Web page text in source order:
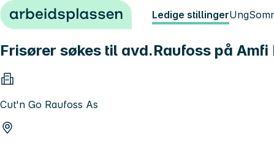
Hopp til innhold Ledige stillingerUng
Frisører søkes til avd.Raufoss på Amfi
Cut'n Go Raufoss As